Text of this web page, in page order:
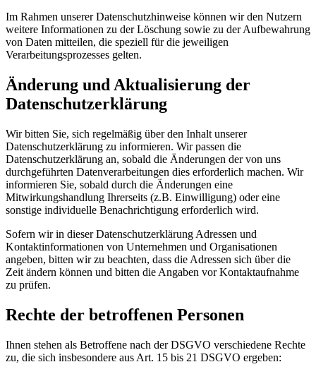
Im Rahmen unserer Datenschutzhinweise können wir den Nutzern
weitere Informationen zu der Löschung sowie zu der Aufbewahrung
von Daten mitteilen, die speziell für die jeweiligen
Verarbeitungsprozesses gelten.
Änderung und Aktualisierung der
Datenschutzerklärung
Wir bitten Sie, sich regelmäßig über den Inhalt unserer
Datenschutzerklärung zu informieren. Wir passen die
Datenschutzerklärung an, sobald die Änderungen der von uns
durchgeführten Datenverarbeitungen dies erforderlich machen. Wir
informieren Sie, sobald durch die Änderungen eine
Mitwirkungshandlung Ihrerseits (z.B. Einwilligung) oder eine
sonstige individuelle Benachrichtigung erforderlich wird.
Sofern wir in dieser Datenschutzerklärung Adressen und
Kontaktinformationen von Unternehmen und Organisationen
angeben, bitten wir zu beachten, dass die Adressen sich über die
Zeit ändern können und bitten die Angaben vor Kontaktaufnahme
zu prüfen.
Rechte der betroffenen Personen
Ihnen stehen als Betroffene nach der DSGVO verschiedene Rechte
zu, die sich insbesondere aus Art. 15 bis 21 DSGVO ergeben: